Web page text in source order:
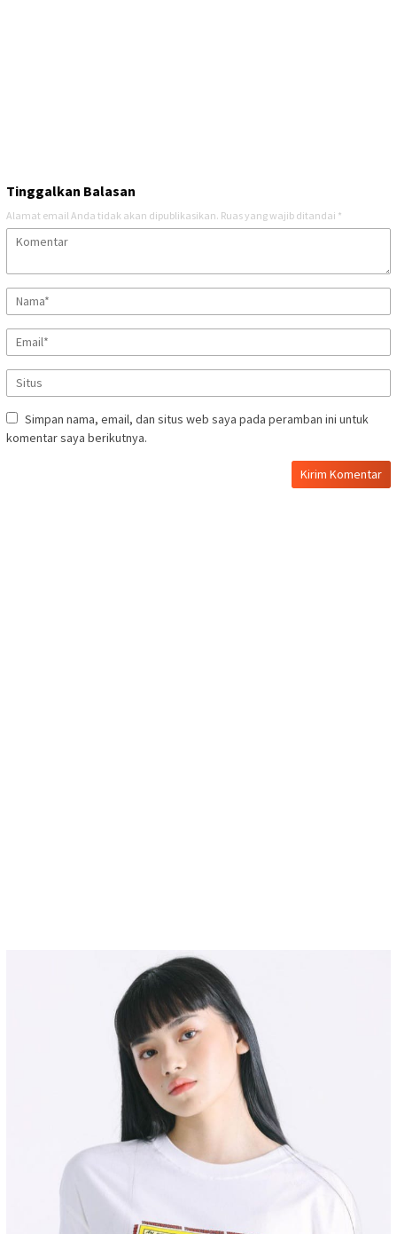
Tinggalkan Balasan
Alamat email Anda tidak akan dipublikasikan. Ruas yang wajib ditandai *
Simpan nama, email, dan situs web saya pada peramban ini untuk
komentar saya berikutnya.